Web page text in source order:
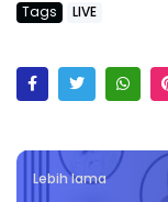
Tags LIVE
Lebih lama